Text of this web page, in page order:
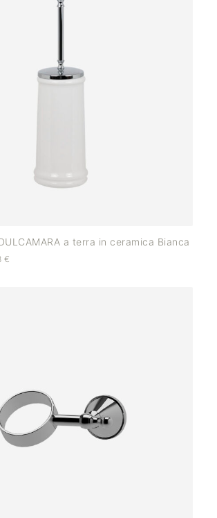
a terra in ceramica Bianca
€